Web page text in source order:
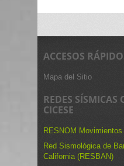
ACCESOS
Mapa del Sitio
REDES SÍSMICAS
CICESE
RESNOM Movimientos
Red Sismológica de
California (RESBAN)